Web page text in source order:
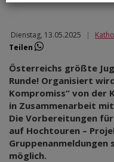
Dienstag, 13.05.2025 |
Teilen
Österreichs größte
Runde! Organisiert
Kompromiss“ von der
in Zusammenarbeit
Die Vorbereitungen
auf Hochtouren –
möglich.